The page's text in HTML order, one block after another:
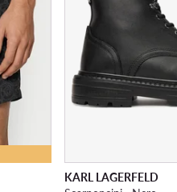
KARL LAGERFELD